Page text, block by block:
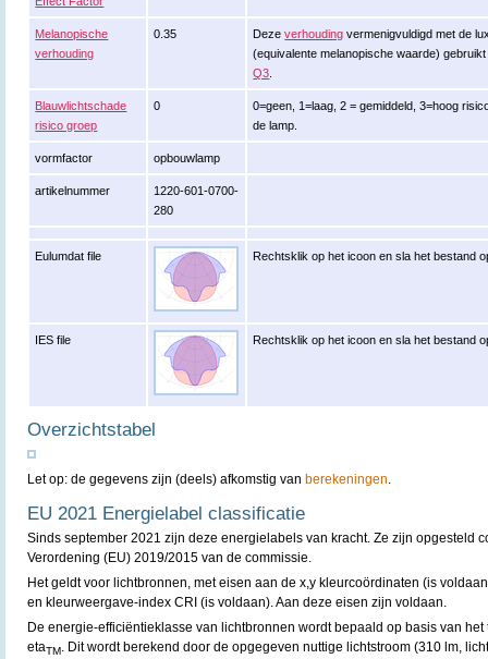
Melanopische
verhouding
0.35 Dezeverhouding vermenigvuldigd met de
(equivalente melanopische waarde)
Q3
Blauwlichtschade
risico groep
0
0=geen, 1=laag, 2 = gemiddeld, 3=hoog
de lamp.
vormfactor opbouwlamp
artikelnummer
1220-601-0700-
280
Eulumdat file Rechtsklik op het icoon en sla het bestand
IES file Rechtsklik op het icoon en sla het bestand
Overzichtstabel
Let op: de gegevens zijn (deels) afkomstig van berekeningen.
EU 2021 Energielabel classificatie
Sinds september 2021 zijn deze energielabels van kracht. Ze zijn opgesteld
Verordening (EU) 2019/2015 van de commissie.
Het geldt voor lichtbronnen, met eisen aan de x,y kleurcoördinaten (is
en kleurweergave-index CRI (is voldaan). Aan deze eisen zijn voldaan.
De energie-efficiëntieklasse van lichtbronnen wordt bepaald op basis van
etaTM. Dit wordt berekend door de opgegeven nuttige lichtstroom (310 lm,